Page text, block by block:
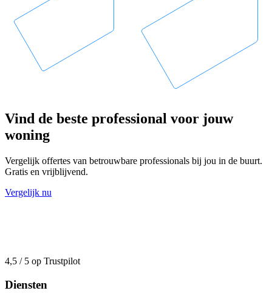
Vind de beste professional voor jouw
woning
Vergelijk offertes van betrouwbare professionals bij jou in de buurt.
Gratis en vrijblijvend.
Vergelijk nu
4,5 / 5 op Trustpilot
Diensten